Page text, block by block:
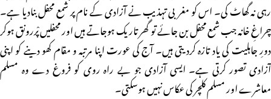
رہی نہ گھاٹ کی۔ اس کو مغربی تہذیب نے آزادی کے نام پر شمع محفل بنادیا ہے۔
چراغِ خانہ جب شمع محفل بن جائے تو گھر تاریک ہوجاتے ہیں اور محفلیں پْررونق ہوکر
دورِ جاہلیت کی یاد تازہ کردیتی ہیں۔ آج کی عورت اپنا مرتبہ و مقام کھو دینے کو اپنی
آزادی تصور کرتی ہے۔ ایسی آزادی جو بے راہ روی کو فروغ دے وہ مسلم
معاشرے اور مسلم کلچر کی عکاس نہیں ہوسکتی۔